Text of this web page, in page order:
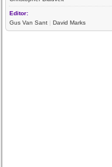
Editor:
Gus Van Sant |David Marks